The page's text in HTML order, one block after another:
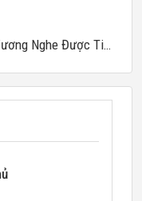
Được Tiếng Lòng